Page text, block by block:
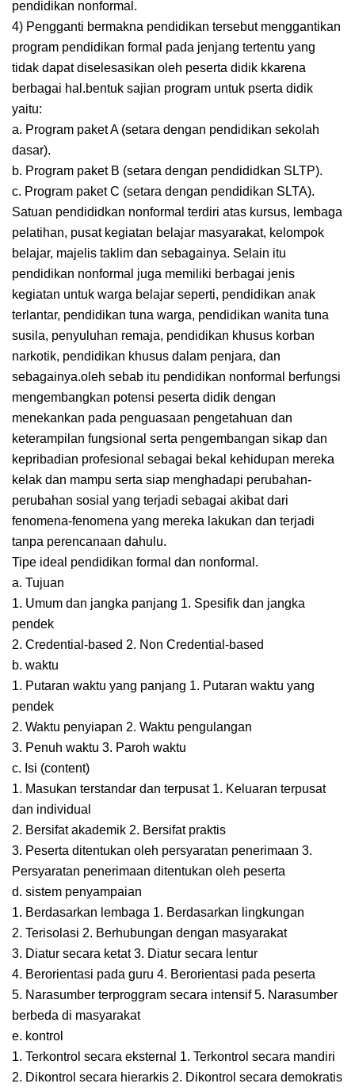
pendidikan nonformal.
4) Pengganti bermakna pendidikan tersebut menggantikan
program pendidikan formal pada jenjang tertentu yang
tidak dapat diselesasikan oleh peserta didik kkarena
berbagai hal.bentuk sajian program untuk pserta didik
yaitu:
a. Program paket A (setara dengan pendidikan sekolah
dasar).
b. Program paket B (setara dengan pendididkan SLTP).
c. Program paket C (setara dengan pendidikan SLTA).
Satuan pendididkan nonformal terdiri atas kursus, lembaga
pelatihan, pusat kegiatan belajar masyarakat, kelompok
belajar, majelis taklim dan sebagainya. Selain itu
pendidikan nonformal juga memiliki berbagai jenis
kegiatan untuk warga belajar seperti, pendidikan anak
terlantar, pendidikan tuna warga, pendidikan wanita tuna
susila, penyuluhan remaja, pendidikan khusus korban
narkotik, pendidikan khusus dalam penjara, dan
sebagainya.oleh sebab itu pendidikan nonformal berfungsi
mengembangkan potensi peserta didik dengan
menekankan pada penguasaan pengetahuan dan
keterampilan fungsional serta pengembangan sikap dan
kepribadian profesional sebagai bekal kehidupan mereka
kelak dan mampu serta siap menghadapi perubahan-
perubahan sosial yang terjadi sebagai akibat dari
fenomena-fenomena yang mereka lakukan dan terjadi
tanpa perencanaan dahulu.
Tipe ideal pendidikan formal dan nonformal.
a. Tujuan
1. Umum dan jangka panjang 1. Spesifik dan jangka
pendek
2. Credential-based 2. Non Credential-based
b. waktu
1. Putaran waktu yang panjang 1. Putaran waktu yang
pendek
2. Waktu penyiapan 2. Waktu pengulangan
3. Penuh waktu 3. Paroh waktu
c. Isi (content)
1. Masukan terstandar dan terpusat 1. Keluaran terpusat
dan individual
2. Bersifat akademik 2. Bersifat praktis
3. Peserta ditentukan oleh persyaratan penerimaan 3.
Persyaratan penerimaan ditentukan oleh peserta
d. sistem penyampaian
1. Berdasarkan lembaga 1. Berdasarkan lingkungan
2. Terisolasi 2. Berhubungan dengan masyarakat
3. Diatur secara ketat 3. Diatur secara lentur
4. Berorientasi pada guru 4. Berorientasi pada peserta
5. Narasumber terproggram secara intensif 5. Narasumber
berbeda di masyarakat
e. kontrol
1. Terkontrol secara eksternal 1. Terkontrol secara mandiri
2. Dikontrol secara hierarkis 2. Dikontrol secara demokratis